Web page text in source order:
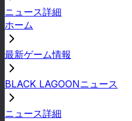
ニュース詳細
ホーム
最新ゲーム情報
BLACK LAGOONニュース
ニュース詳細